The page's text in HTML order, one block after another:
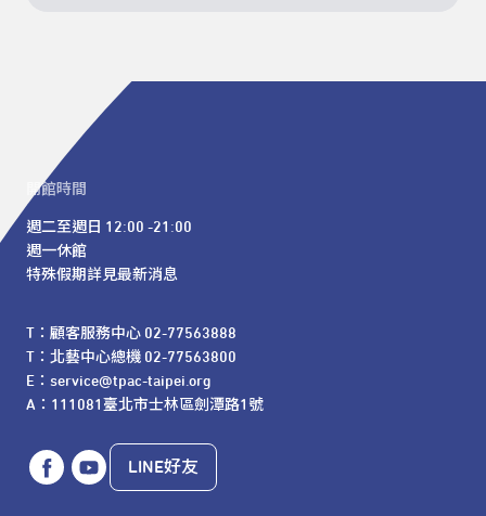
開館時間
週二至週日 12:00 -21:00
週一休館
特殊假期詳見最新消息
T：顧客服務中心 02-77563888
T：北藝中心總機 02-77563800
E：service@tpac-taipei.org
A：111081臺北市士林區劍潭路1號
LINE好友